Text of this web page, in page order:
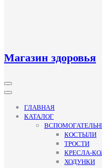
Магазин здоровья
Кнопка
Открыть
ГЛАВНАЯ
КАТАЛОГ
КОСТЫЛИ
ТРОСТИ
КРЕСЛА-
ХОДУНКИ